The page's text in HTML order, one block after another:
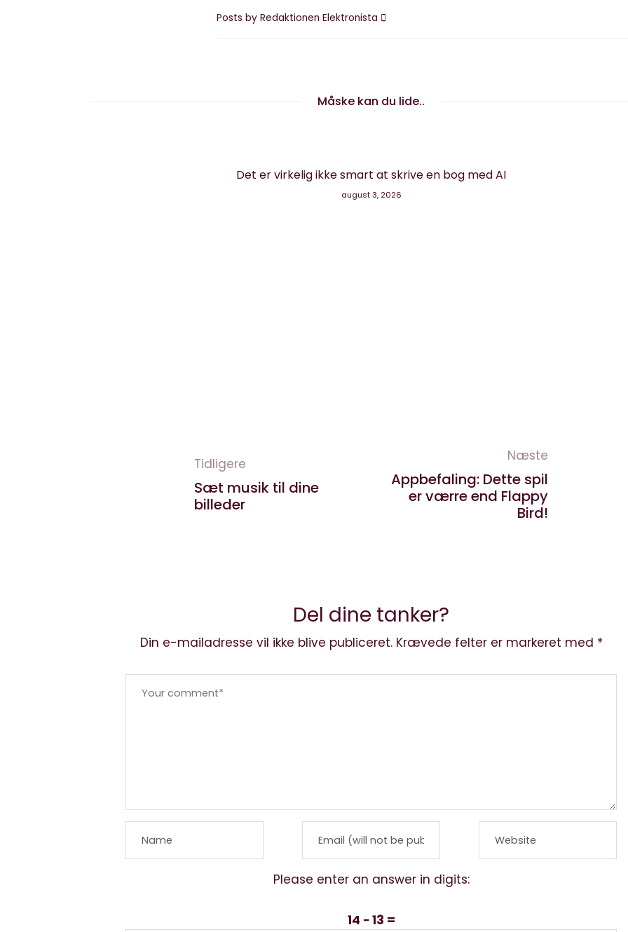
Posts by Redaktionen Elektronista
Måske kan du lide..
Det er virkelig ikke smart at skrive en bog med AI
august 3, 2026
Tidligere
Sæt musik til dine
billeder
Næste
Appbefaling: Dette spil
er værre end Flappy
Bird!
Del dine tanker?
Din e-mailadresse vil ikke blive publiceret. Krævede felter er markeret med *
Please enter an answer in digits:
14 − 13 =